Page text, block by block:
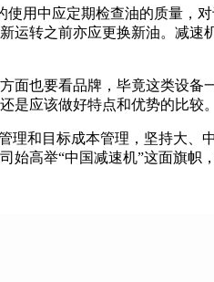
用中应定期检查油的质量
运转之前亦应更换新油。减
面也要看品牌，毕竟这类设
应该做好特点和优势的比较
理和目标成本管理，坚持大
高举“中国减速机”这面旗帜